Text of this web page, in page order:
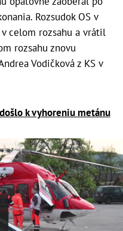
Rozsudok OS v
celom rozsahu a vrátil
rozsahu znovu
Vodičková z KS v
k vyhoreniu metánu